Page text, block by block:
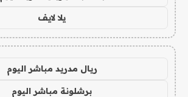
يلا لايف
ريال مدريد مباشر اليوم
برشلونة مباشر اليوم